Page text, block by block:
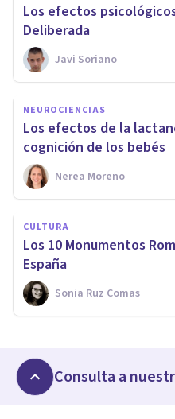
Los efectos
Deliberada
Javi Soriano
NEUROCIENCIAS
Los efectos de la
cognición de los bebés
Nerea Moreno
CULTURA
Los 10 Monumentos
España
Sonia Ruz Comas
Consulta a